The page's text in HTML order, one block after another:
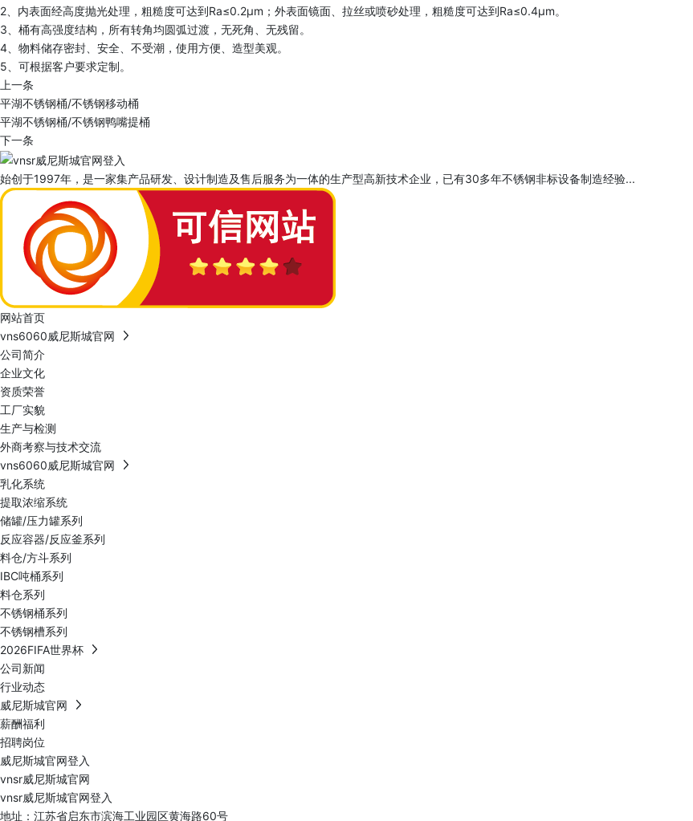
2、内表面经高度抛光处理，粗糙度可达到Ra≤0.2μm；外表面镜面、拉丝或喷砂处理，粗糙度可达到Ra≤0.4μm。
3、桶有高强度结构，所有转角均圆弧过渡，无死角、无残留。
4、物料储存密封、安全、不受潮，使用方便、造型美观。
5、可根据客户要求定制。
上一条
平湖不锈钢桶/不锈钢移动桶
平湖不锈钢桶/不锈钢鸭嘴提桶
下一条
始创于1997年，是一家集产品研发、设计制造及售后服务为一体的生产型高新技术企业，已有30多年不锈钢非标设备制造经验...
网站首页
vns6060威尼斯城官网
公司简介
企业文化
资质荣誉
工厂实貌
生产与检测
外商考察与技术交流
vns6060威尼斯城官网
乳化系统
提取浓缩系统
储罐/压力罐系列
反应容器/反应釜系列
料仓/方斗系列
IBC吨桶系列
料仓系列
不锈钢桶系列
不锈钢槽系列
2026FIFA世界杯
公司新闻
行业动态
威尼斯城官网
薪酬福利
招聘岗位
威尼斯城官网登入
vnsr威尼斯城官网
vnsr威尼斯城官网登入
地址：江苏省启东市滨海工业园区黄海路60号